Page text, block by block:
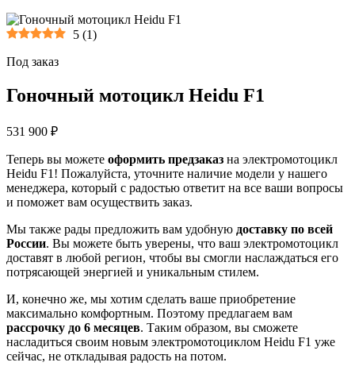
5 (1)
Под заказ
Гоночный мотоцикл Heidu F1
531 900 ₽
Теперь вы можете оформить предзаказ на электромотоцикл
Heidu F1! Пожалуйста, уточните наличие модели у нашего
менеджера, который с радостью ответит на все ваши вопросы
и поможет вам осуществить заказ.
Мы также рады предложить вам удобную доставку по всей
России. Вы можете быть уверены, что ваш электромотоцикл
доставят в любой регион, чтобы вы смогли наслаждаться его
потрясающей энергией и уникальным стилем.
И, конечно же, мы хотим сделать ваше приобретение
максимально комфортным. Поэтому предлагаем вам
рассрочку до 6 месяцев. Таким образом, вы сможете
насладиться своим новым электромотоциклом Heidu F1 уже
сейчас, не откладывая радость на потом.